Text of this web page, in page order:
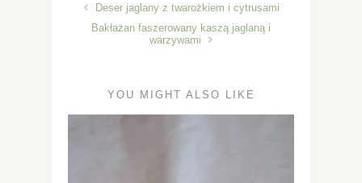
Deser jaglany z twarożkiem i cytrusami
Bakłażan faszerowany kaszą jaglaną i
warzywami
YOU MIGHT ALSO LIKE